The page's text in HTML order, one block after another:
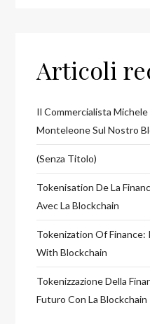
Articoli
Il Commercialista
Monteleone Sul Nostro
(senza Titolo)
Tokenisation De La
Avec La Blockchain
Tokenization Of
With Blockchain
Tokenizzazione Della
Futuro Con La Blockchain